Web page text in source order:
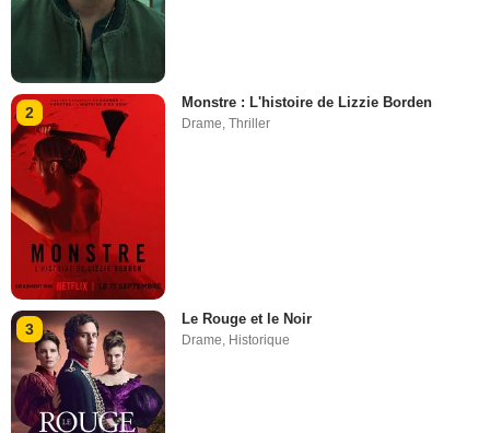
2
Monstre : L'histoire de Lizzie Borden
Drame ,Thriller
3
Le Rouge et le Noir
Drame, Historique